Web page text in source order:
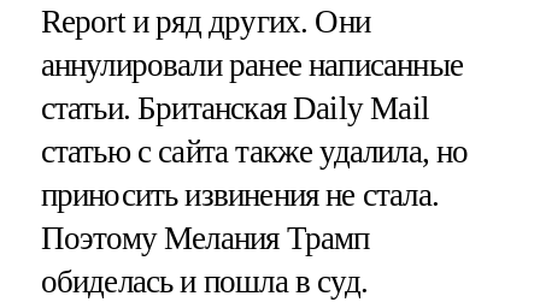
Report и ряд других. Они
аннулировали ранее написанные
статьи. Британская Daily Mail
статью с сайта также удалила, но
приносить извинения не стала.
Поэтому Мелания Трамп
обиделась и пошла в суд.